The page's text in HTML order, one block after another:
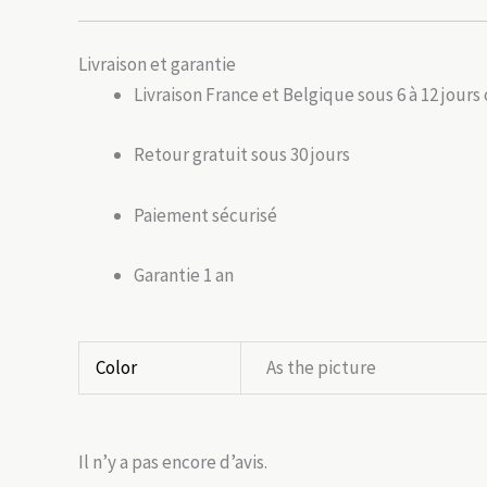
Livraison et garantie
Livraison France et Belgique sous 6 à 12 jours
Retour gratuit sous 30 jours
Paiement sécurisé
Garantie 1 an
Color As the picture
Il n’y a pas encore d’avis.